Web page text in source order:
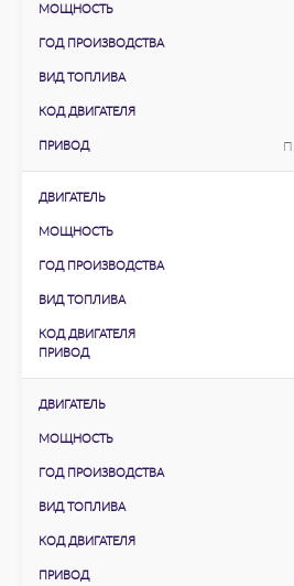
МОЩНОСТЬ
ГОД ПРОИЗВОДСТВА
ВИД ТОПЛИВА
КОД ДВИГАТЕЛЯ
ПРИВОД
ДВИГАТЕЛЬ
МОЩНОСТЬ
ГОД ПРОИЗВОДСТВА
ВИД ТОПЛИВА
КОД ДВИГАТЕЛЯ
ПРИВОД
ДВИГАТЕЛЬ
МОЩНОСТЬ
ГОД ПРОИЗВОДСТВА
ВИД ТОПЛИВА
КОД ДВИГАТЕЛЯ
ПРИВОД